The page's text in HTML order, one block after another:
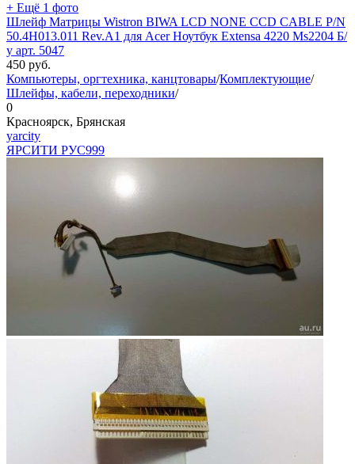
+ Ещё 1 фото
Шлейф Матрицы Wistron BIWA LCD NONE CCD CABLE P/N
50.4H013.011 Rev.A1 для Acer Ноутбук Extensa 4220 Ms2204 Б/
у арт. 5047
450 руб.
Компьютеры, оргтехника, канцтовары/Комплектующие/
Шлейфы, кабели, переходники/
0
Красноярск, Брянская
yarcity
ЯРСИТИ РУС999